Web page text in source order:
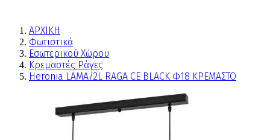
ΑΡΧΙΚΗ
Φωτιστικά
Εσωτερικού Χώρου
Κρεμαστές Ράγες
Heronia LAMA/2L RAGA CE BLACK Φ18 ΚΡΕΜΑΣΤΟ